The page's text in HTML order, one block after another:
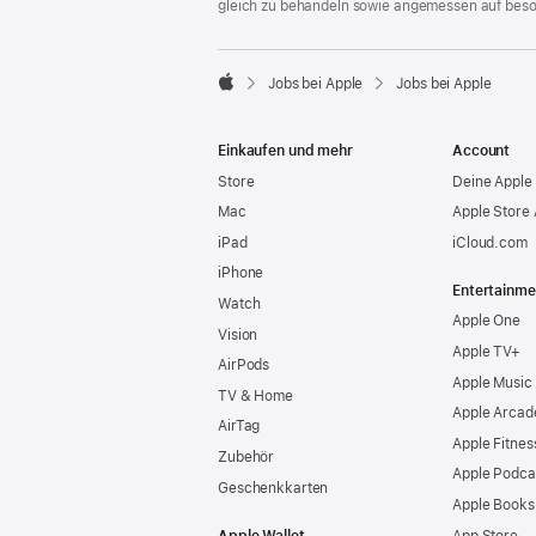
gleich zu behandeln sowie angemessen auf

Jobs bei Apple Jobs bei Apple
Einkaufen und mehr
Store
Mac
iPad
iPhone
Watch
Vision
AirPods
TV & Home
AirTag
Zubehör
Geschenkkarten
Account
Deine
Apple Store
iCloud.com
Apple One
Apple TV+
Apple Music
Apple
Apple
Apple
Apple Books